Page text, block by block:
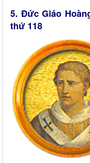
5. Đức Giáo
thứ 118